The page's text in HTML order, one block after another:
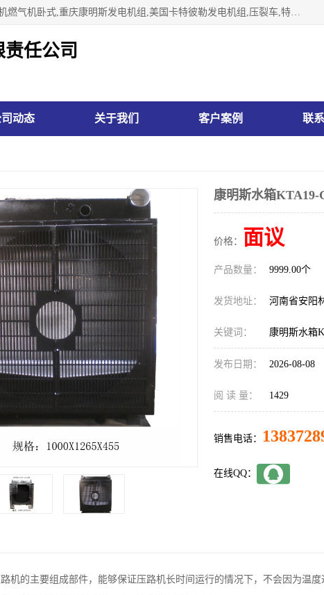
林州市万泉水箱有限责任公司专业生济南柴油机,胜动柴油机燃气机卧式,重庆康明斯发电机组,美国卡特彼勒发电机组,压裂车,特雷克斯矿车,卡特矿车,小松反铲,卡特反铲装载机,日立反铲,阿特拉斯科普柯钻机,山推推土机黄工推土机等系列水箱中冷器油冷器，公司始终发扬自力更生、艰苦奋斗的红旗渠精神、不断开拓、进取，以“先进的生产技术、一流的产品质量、良好的销售信誉”为宗旨。
任公司
动态 关于我们 客户案例 联
康明斯水箱KTA19-
价格： 面议
产品数量： 9999.00个
发货地址： 河南省安阳
关键词： 康明斯水箱
发布日期： 2026-08-08
阅 读 量： 1429
销售电话：
在线QQ：
机的主要组成部件，能够保证压路机长时间运行的情况下，不会因为温